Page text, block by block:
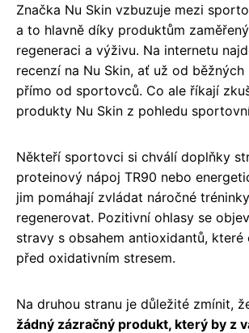
Značka Nu Skin vzbuzuje mezi
a to hlavně díky produktům
regeneraci a výživu. Na internetu
recenzí na Nu Skin, ať už od
přímo od sportovců. Co ale říkají
produkty Nu Skin z pohledu
Někteří sportovci si chválí doplňky
proteinový nápoj TR90 nebo
jim pomáhají zvládat náročné
regenerovat. Pozitivní ohlasy se
stravy s obsahem antioxidantů, které
před oxidativním stresem.
Na druhou stranu je důležité zmínit,
žádný zázračný produkt, který by z